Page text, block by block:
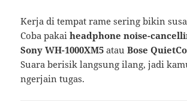
Kerja di tempat rame sering bikin
Coba pakaiheadphone noise-
Sony WH-1000XM5 atauBose
Suara berisik langsung ilang, jadi
ngerjain tugas.